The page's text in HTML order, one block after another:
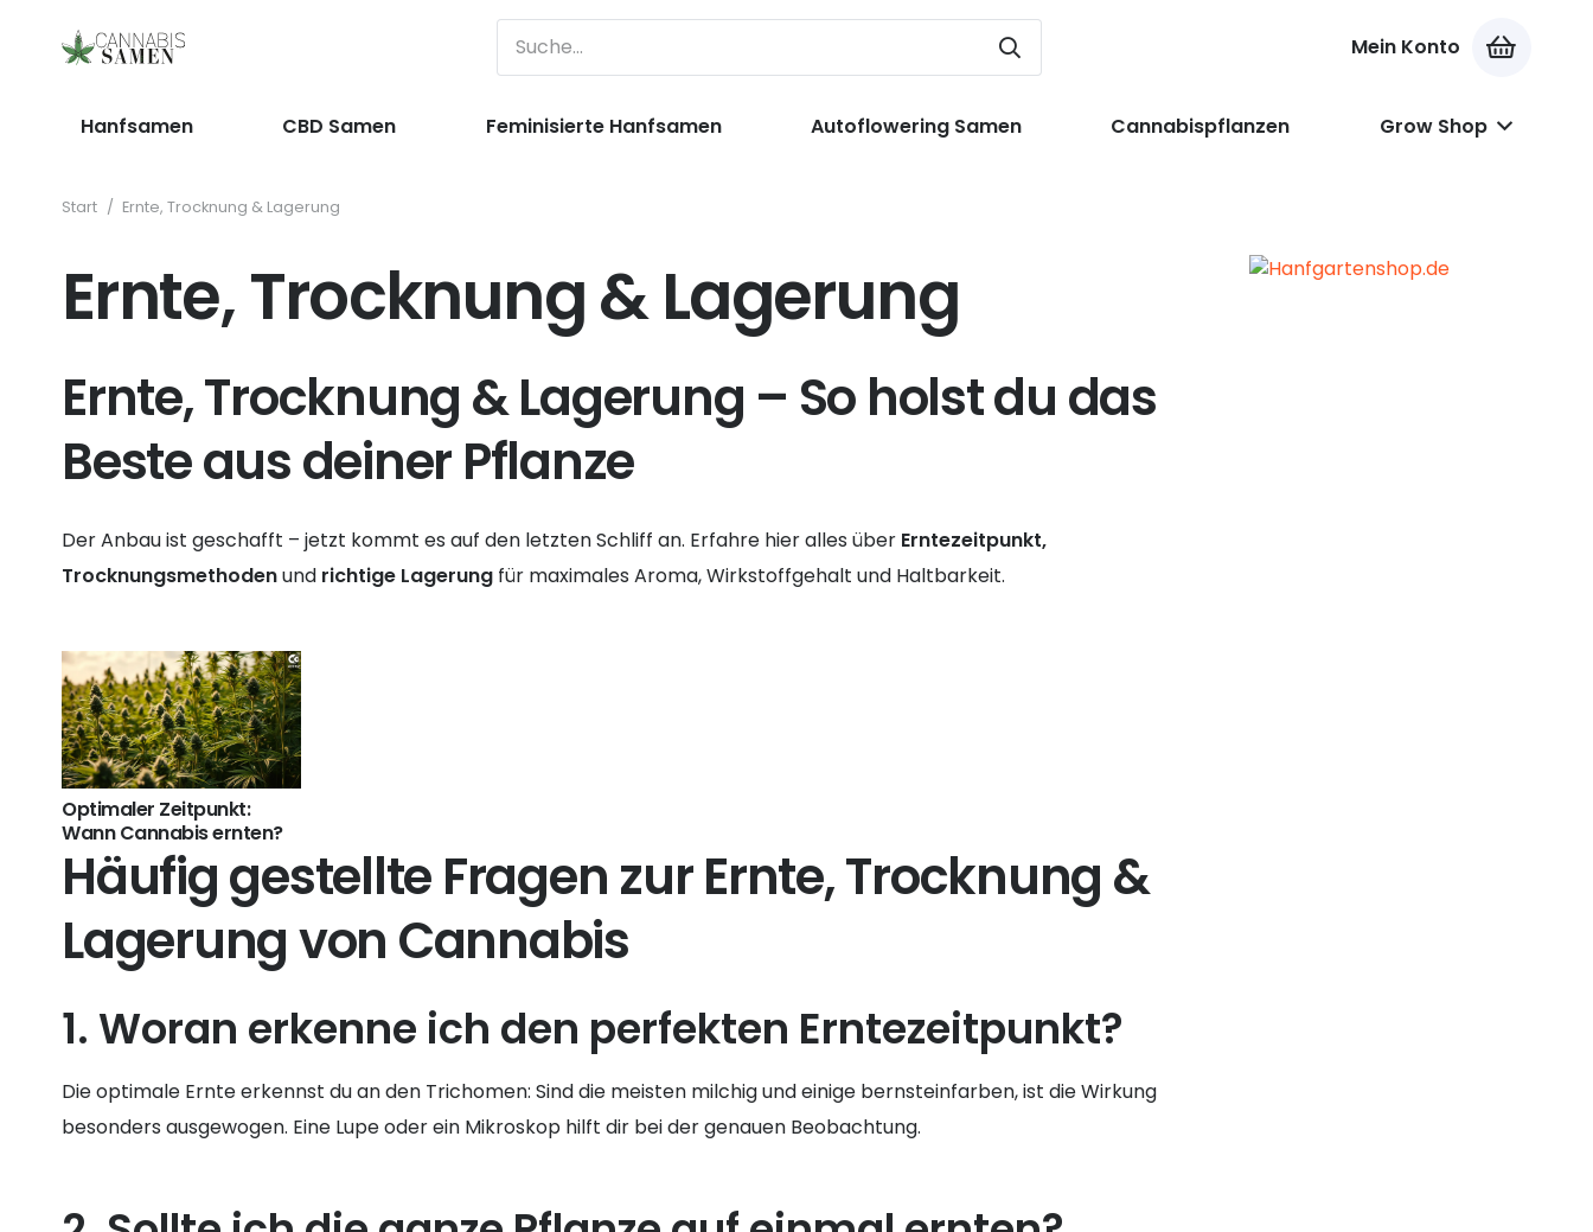
Mein Konto
Hanfsamen CBD Samen Feminisierte Hanfsamen Autoflowering Samen Cannabispflanzen Grow Shop
Start / Ernte, Trocknung & Lagerung
Ernte, Trocknung & Lagerung
Ernte, Trocknung & Lagerung – So holst du das
Beste aus deiner Pflanze
Der Anbau ist geschafft – jetzt kommt es auf den letzten Schliff an. Erfahre hier alles über Erntezeitpunkt,
Trocknungsmethodenund richtige Lagerung für maximales Aroma, Wirkstoffgehalt und Haltbarkeit.
Optimaler Zeitpunkt:
Wann Cannabis ernten?
Häufig gestellte Fragen zur Ernte, Trocknung &
Lagerung von Cannabis
1. Woran erkenne ich den perfekten Erntezeitpunkt?
Die optimale Ernte erkennst du an den Trichomen: Sind die meisten milchig und einige bernsteinfarben, ist die Wirkung
besonders ausgewogen. Eine Lupe oder ein Mikroskop hilft dir bei der genauen Beobachtung.